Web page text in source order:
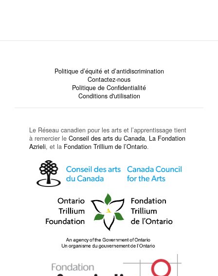
Politique d’équité et d’antidiscrimination
Contactez-nous
Politique de Confidentialité
Conditions d'utilisation
Le Réseau canadien pour les arts et l’apprentissage tient
à remercier le Conseil des arts du Canada, La Fondation
Azrieli, et la Fondation Trillium de l’Ontario.